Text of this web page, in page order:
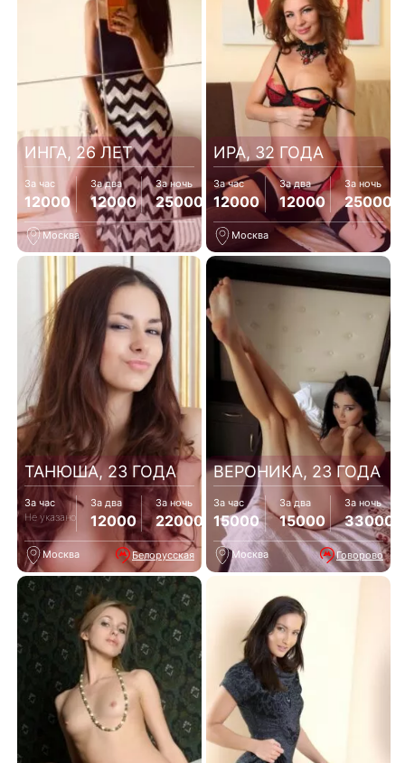
ИНГА, 26 ЛЕТ
За час
12000
За два
12000
За ночь
25000
Москва
ИРА, 32 ГОДА
За час
12000
За два
12000
За ночь
25000
Москва
ТАНЮША, 23 ГОДА
За час
Не указано
За два
12000
За ночь
22000
Москва Белорусская
ВЕРОНИКА, 23 ГОДА
За час
15000
За два
15000
За ночь
33000
Москва Говорово